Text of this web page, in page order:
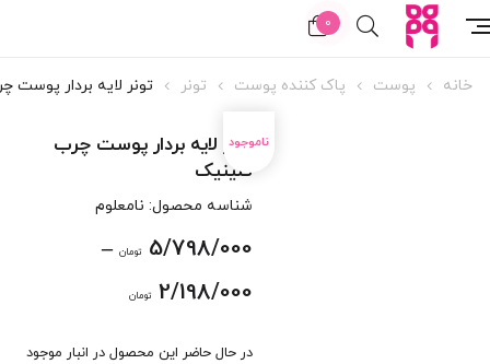
0
خانه پوست پاک کننده پوست تونر تونر لایه بردار پوست
تونر لایه بردار پوست چرب
کلینیک
شناسه محصول: نامعلوم
5/798/000 تومان –
2/198/000 تومانPrice
در حال حاضر این محصول در انبار موجود